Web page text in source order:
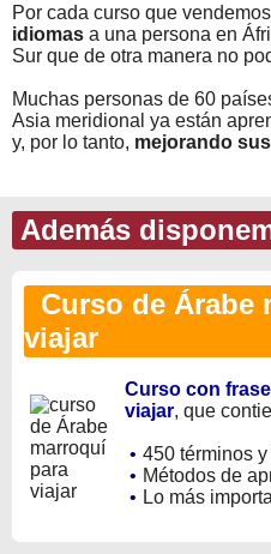
Por cada curso que
idiomas a una persona en
Sur que de otra manera no
Muchas personas de 60
Asia meridional ya están
y, por lo tanto, mejorando
Además
Curso de Árabe
viajar
Curso con
viajar, que
• 450 términos
• Métodos de
• Lo más